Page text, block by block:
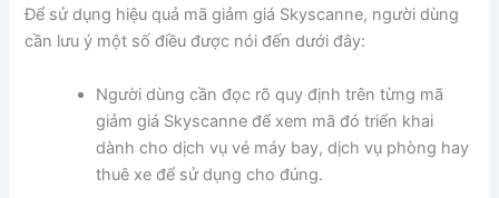
Để sử dụng hiệu quả mã giảm giá Skyscanne, người dùng
cần lưu ý một số điều được nói đến dưới đây:
Người dùng cần đọc rõ quy định trên từng mã
giảm giá Skyscanne để xem mã đó triển khai
dành cho dịch vụ vé máy bay, dịch vụ phòng hay
thuê xe để sử dụng cho đúng.